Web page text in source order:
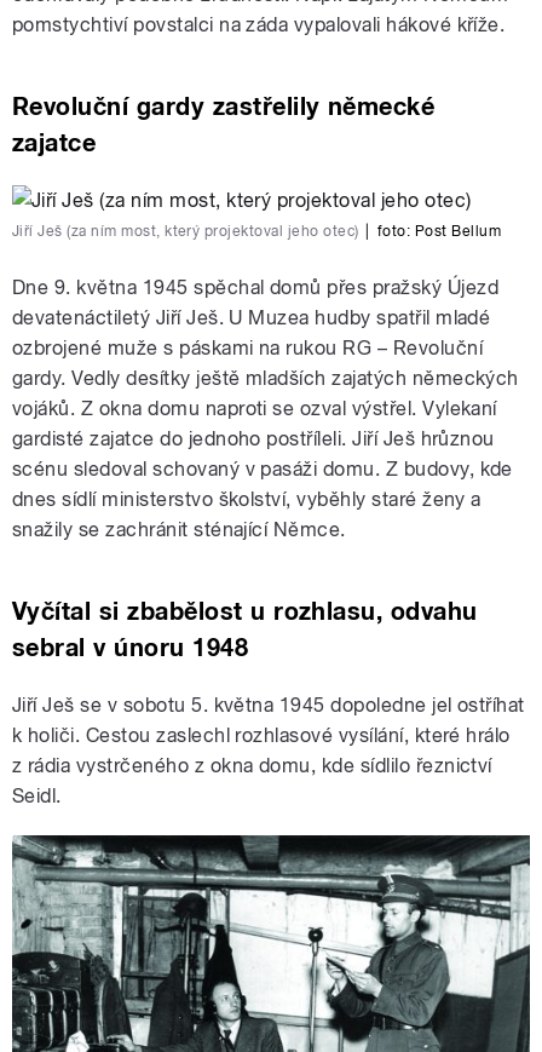
pomstychtiví povstalci na záda vypalovali hákové kříže.
Revoluční gardy zastřelily německé
zajatce
Jiří Ješ (za ním most, který projektoval jeho otec) foto: Post Bellum
Dne 9. května 1945 spěchal domů přes pražský Újezd
devatenáctiletý Jiří Ješ. U Muzea hudby spatřil mladé
ozbrojené muže s páskami na rukou RG – Revoluční
gardy. Vedly desítky ještě mladších zajatých německých
vojáků. Z okna domu naproti se ozval výstřel. Vylekaní
gardisté zajatce do jednoho postříleli. Jiří Ješ hrůznou
scénu sledoval schovaný v pasáži domu. Z budovy, kde
dnes sídlí ministerstvo školství, vyběhly staré ženy a
snažily se zachránit sténající Němce.
Vyčítal si zbabělost u rozhlasu, odvahu
sebral v únoru 1948
Jiří Ješ se v sobotu 5. května 1945 dopoledne jel ostříhat
k holiči. Cestou zaslechl rozhlasové vysílání, které hrálo
z rádia vystrčeného z okna domu, kde sídlilo řeznictví
Seidl.